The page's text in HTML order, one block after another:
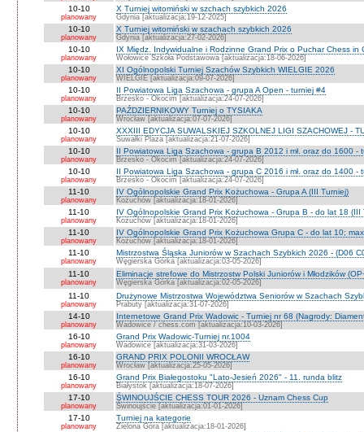
10-10
planowany
X Turniej witomiński w szchach szybkich 2026
Gdynia [aktualizacja:19-12-2025]
10-10
planowany
X Turniej witomiński w szachach szybkich 2026
Gdynia [aktualizacja:27-02-2026]
10-10
planowany
IX Międz. Indywidualne i Rodzinne Grand Prix o Puchar Chess in
Wołowice Szkoła Podstawowa [aktualizacja:18-06-2026]
10-10
planowany
XI Ogólnopolski Turniej Szachów Szybkich WIELGIE 2026
WIELGIE [aktualizacja:09-07-2026]
10-10
planowany
II Powiatowa Liga Szachowa - grupa A Open - turniej #4
Brzesko - Okocim [aktualizacja:24-07-2026]
10-10
planowany
PAŹDZIERNIKOWY Turniej o TYSIAKA
Wrocław [aktualizacja:07-07-2026]
10-10
planowany
XXXIII EDYCJA SUWALSKIEJ SZKOLNEJ LIGI SZACHOWEJ -
Suwałki Plaza [aktualizacja:21-07-2026]
10-10
planowany
II Powiatowa Liga Szachowa - grupa B 2012 i mł. oraz do 1600 -
Brzesko - Okocim [aktualizacja:24-07-2026]
10-10
planowany
II Powiatowa Liga Szachowa - grupa C 2016 i mł. oraz do 1400 -
Brzesko - Okocim [aktualizacja:24-07-2026]
11-10
planowany
IV Ogólnopolskie Grand Prix Kożuchowa - Grupa A (III Turniej)
Kożuchów [aktualizacja:18-01-2026]
11-10
planowany
IV Ogólnopolskie Grand Prix Kożuchowa - Grupa B - do lat 18 (III
Kożuchów [aktualizacja:18-01-2026]
11-10
planowany
IV Ogólnopolskie Grand Prix Kożuchowa Grupa C - do lat 10;
Kożuchów [aktualizacja:18-01-2026]
11-10
planowany
Mistrzostwa Śląska Juniorów w Szachach Szybkich 2026 - (D06
Węgierska Górka [aktualizacja:03-05-2026]
11-10
planowany
Eliminacje strefowe do Mistrzostw Polski Juniorów i Młodzików
Węgierska Górka [aktualizacja:02-05-2026]
11-10
planowany
Drużynowe Mistrzostwa Województwa Seniorów w Szachach
Prabuty [aktualizacja:31-07-2026]
14-10
planowany
Internetowe Grand Prix Wadowic - Turniej nr 68 (Nagrody:
Wadowice / chess.com [aktualizacja:10-03-2026]
16-10
planowany
Grand Prix Wadowic-Turniej nr.1004
Wadowice [aktualizacja:31-03-2026]
16-10
planowany
GRAND PRIX POLONII WROCŁAW
Wrocław [aktualizacja:25-05-2026]
16-10
planowany
Grand Prix Białegostoku "Lato-Jesień 2026" - 11. runda blitz
Białystok [aktualizacja:18-07-2026]
17-10
planowany
ŚWINOUJŚCIE CHESS TOUR 2026 - Uznam Chess Cup
Świnoujście [aktualizacja:01-01-2026]
17-10
planowany
Turniej na kategorie
Zielona Góra [aktualizacja:18-01-2026]